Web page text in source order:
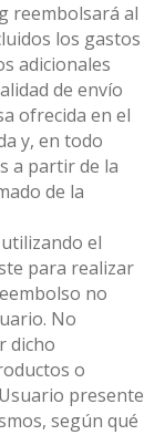
reembolsará al
los gastos
adicionales
de envío
ofrecida en el
y, en todo
a partir de la
de la
el
para realizar
no
No
dicho
o
presente
según qué